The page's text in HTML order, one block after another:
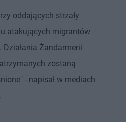
oddających strzały
atakujących migrantów
Działania Żandarmerii
zostaną
- napisał w mediach